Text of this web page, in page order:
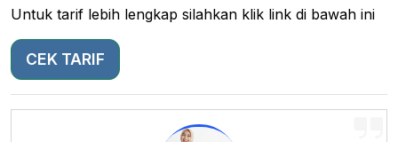
Untuk tarif lebih lengkap silahkan klik link di bawah ini
CEK TARIF